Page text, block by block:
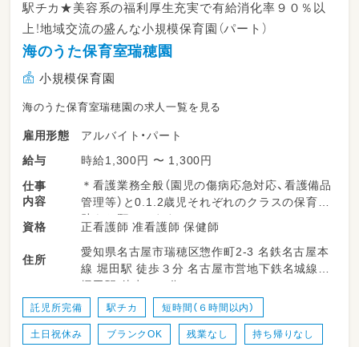
駅チカ★美容系の福利厚生充実で有給消化率９０％以
上！地域交流の盛んな小規模保育園（パート）
海のうた保育室瑞穂園
小規模保育園
海のうた保育室瑞穂園の求人一覧を見る
雇用形態
アルバイト・パート
給与
時給1,300円 〜 1,300円
仕事
内容
＊看護業務全般（園児の傷病応急対応、看護備品
管理等）と0.1.2歳児それぞれのクラスの保育補
助をお願いします。
＊休憩時間は保育室とは別室で他の職員とティ
ータイムを楽しみながら１時間しっかりと過ご
せます。
資格 正看護師 准看護師 保健師
住所
愛知県名古屋市瑞穂区惣作町2-3 名鉄名古屋本
線 堀田駅 徒歩３分 名古屋市営地下鉄名城線
堀田駅 徒歩１０分
託児所完備 駅チカ 短時間（６時間以内）
土日祝休み ブランクOK 残業なし 持ち帰りなし